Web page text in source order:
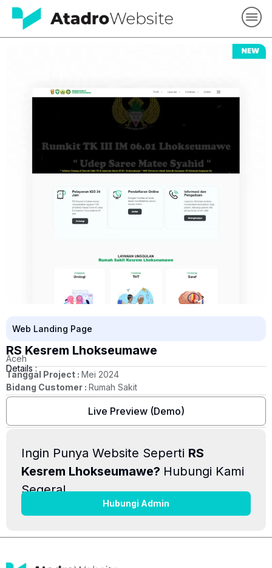
Web Landing Page
RS Kesrem Lhokseumawe
Aceh
Details :
Tanggal Project : Mei 2024
Bidang Customer : Rumah Sakit
Live Preview (Demo)
Ingin Punya Website Seperti RS
Kesrem Lhokseumawe? Hubungi Kami
Segera!
Hubungi Admin